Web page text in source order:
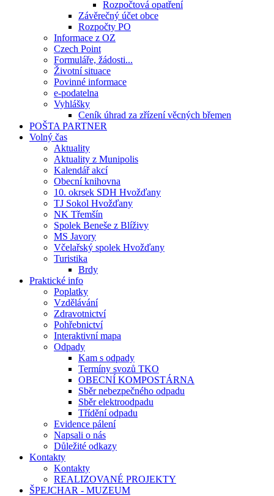
Rozpočtová opatření
Závěrečný účet obce
Rozpočty PO
Informace z OZ
Czech Point
Formuláře, žádosti...
Životní situace
Povinné informace
e-podatelna
Vyhlášky
Ceník úhrad za zřízení věcných břemen
POŠTA PARTNER
Volný čas
Aktuality
Aktuality z Munipolis
Kalendář akcí
Obecní knihovna
10. okrsek SDH Hvožďany
TJ Sokol Hvožďany
NK Třemšín
Spolek Beneše z Blíživy
MS Javory
Včelařský spolek Hvožďany
Turistika
Brdy
Praktické info
Poplatky
Vzdělávání
Zdravotnictví
Pohřebnictví
Interaktivní mapa
Odpady
Kam s odpady
Termíny svozů TKO
OBECNÍ KOMPOSTÁRNA
Sběr nebezpečného odpadu
Sběr elektroodpadu
Třídění odpadu
Evidence pálení
Napsali o nás
Důležité odkazy
Kontakty
Kontakty
REALIZOVANÉ PROJEKTY
ŠPEJCHAR - MUZEUM